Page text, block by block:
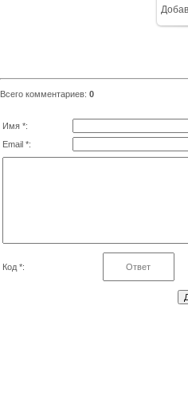
Всего комментариев: 0
Имя *:
Email *:
Код *: